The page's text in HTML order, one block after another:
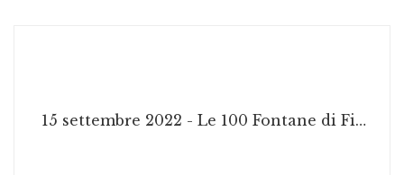
15 settembre 2022 - Le 100 Fontane di Firenze